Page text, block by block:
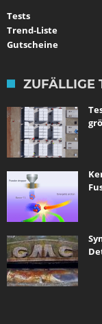
Tests
Trend-Liste
Gutscheine
ZUFÄLLIGE